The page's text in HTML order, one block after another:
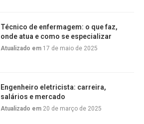
Técnico de enfermagem: o que faz,
onde atua e como se especializar
Atualizado em 17 de maio de 2025
Engenheiro eletricista: carreira,
salários e mercado
Atualizado em 20 de março de 2025